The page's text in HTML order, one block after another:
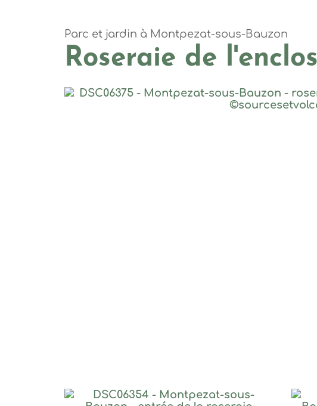
Parc et jardin à Montpezat-sous-Bauzon
Roseraie de
DSC06354 – Montpezat-sous-
DSC06599 – Montpezat-sous-Bauzon – vue sur la